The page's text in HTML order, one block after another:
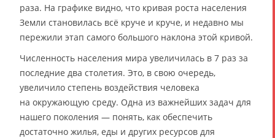
раза. На графике видно, что кривая роста населения
Земли становилась всё круче и круче, и недавно мы
пережили этап самого большого наклона этой кривой.
Численность населения мира увеличилась в 7 раз за
последние два столетия. Это, в свою очередь,
увеличило степень воздействия человека
на окружающую среду. Одна из важнейших задач для
нашего поколения — понять, как обеспечить
достаточно жилья, еды и других ресурсов для